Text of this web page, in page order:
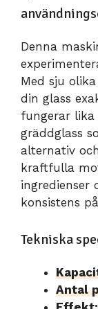
Denna
Med sju
din glass
fungerar
gräddglass
alternativ
kraftfulla
ingredienser
konsistens
Tekniska
Antal